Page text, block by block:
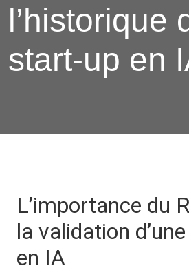
l’historique
start-up en
L’importance du
la validation
en IA